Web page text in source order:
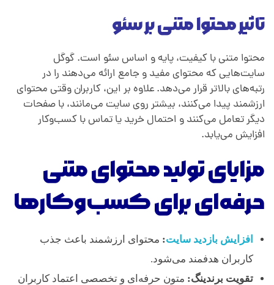
ت
و
ا
ا
ص
و
ل
ی
تاثیر محتوا متنی بر سئو
محتوا متنی با کیفیت، پایه و اساس سئو است. گوگل
سایت‌هایی که محتوای مفید و جامع ارائه می‌دهند را در
رتبه‌های بالاتر قرار می‌دهد. علاوه بر این، کاربران وقتی محتوای
ارزشمند پیدا می‌کنند، بیشتر روی سایت می‌مانند، با صفحات
دیگر تعامل می‌کنند و احتمال خرید یا تماس با کسب‌وکار
افزایش می‌یابد.
مزایای تولید محتوای متنی
حرفه‌ای برای کسب‌وکارها
افزایش بازدید سایت: محتوای ارزشمند باعث جذب
کاربران هدفمند می‌شود.
تقویت برندینگ: متون حرفه‌ای و تخصصی اعتماد کاربران